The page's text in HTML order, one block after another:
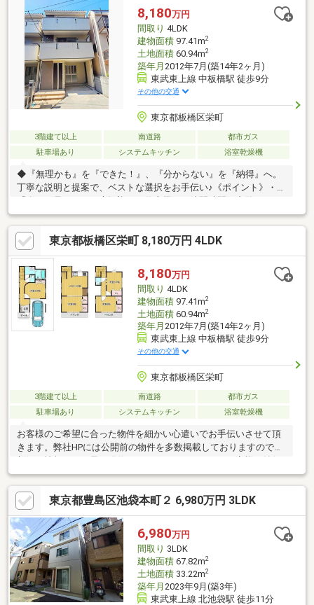
延長保証もご利用頂けます。グループの白馬建設にて注文建築、
リフォーム・リノベのご相談を承ります。ワンストップサービス
を提供いたしますのでご相談ください。
8,180万円
間取り 4LDK
建物面積97.41m2
土地面積60.94m2
築年月 2012年7月(築14年2ヶ月)
東武東上線 中板橋駅 徒歩9分
その他の交通
東京都板橋区栄町
3階建て以上 南道路
都市ガス
駐車場あり
システムキッチン 浴室乾燥機
◆『無理かも』を『できた！』、『分からない』を『納得』へ。
丁寧な説明と提案で、ベストな選択をお手伝い♪《ポイント》・
『今から見たい』も大歓迎！お仕事帰りや隙間時間の内覧も、お
電話一本でスグに調整いたします♪・「中板橋」駅徒歩9分の立
地・4LDK+ビルトインガレージ・南向きにつき陽当たり良好です
♪《周辺環境》・よしやセーヌ 中板橋本店 徒歩7分(約534ｍ)・
ファミリーマート 熊代栄町店 徒歩3分(約188ｍ)・クオール薬局
大山店 徒歩2分(約114ｍ)・中板橋郵便局 徒歩6分(約471ｍ)・
板橋区立中根橋小学校 徒歩6分(約451ｍ)
東京都板橋区栄町 8,180万円 4LDK
8,180万円
間取り 4LDK
建物面積97.41m2
土地面積60.94m2
築年月 2012年7月(築14年2ヶ月)
東武東上線 中板橋駅 徒歩9分
その他の交通
東京都板橋区栄町
3階建て以上 南道路
都市ガス
駐車場あり
システムキッチン 浴室乾燥機
お客様のご希望に合った物件を細かい心遣いでお手伝いさせて頂
きます。弊社HPには公開前の物件を多数掲載しておりますので、
なさるお住まいが見つかるよう、スピード感を持って全力でサポ
ートします。売却査定・買い取りも致します。ご希望の際は、お
気軽にお問い合わせ下さい。お電話頂けると、お話が早く進みま
す。
東京都豊島区池袋本町２ 6,980万円 3LDK
6,980万円
間取り 3LDK
建物面積67.82m2
土地面積33.22m2
築年月 2023年9月(築3年)
東武東上線 北池袋駅 徒歩11分